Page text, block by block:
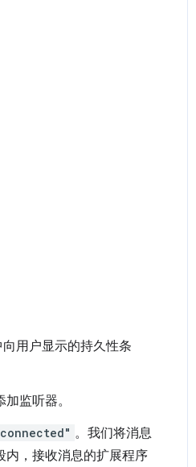
用户显示的持久性条
加监听器。
。我们将消息
内，接收消息的扩展程序